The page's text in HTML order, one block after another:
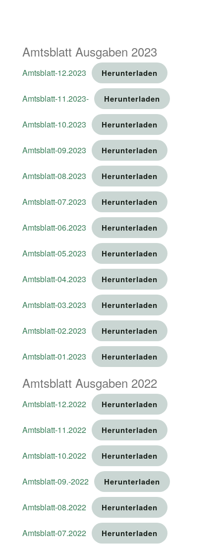
Amtsblatt Ausgaben 2023
Amtsblatt-12.2023 Herunterladen
Amtsblatt-11.2023- Herunterladen
Amtsblatt-10.2023 Herunterladen
Amtsblatt-09.2023 Herunterladen
Amtsblatt-08.2023 Herunterladen
Amtsblatt-07.2023 Herunterladen
Amtsblatt-06.2023 Herunterladen
Amtsblatt-05.2023 Herunterladen
Amtsblatt-04.2023 Herunterladen
Amtsblatt-03.2023 Herunterladen
Amtsblatt-02.2023 Herunterladen
Amtsblatt-01.2023 Herunterladen
Amtsblatt Ausgaben 2022
Amtsblatt-12.2022 Herunterladen
Amtsblatt-11.2022 Herunterladen
Amtsblatt-10.2022 Herunterladen
Amtsblatt-09.-2022 Herunterladen
Amtsblatt-08.2022 Herunterladen
Amtsblatt-07.2022 Herunterladen